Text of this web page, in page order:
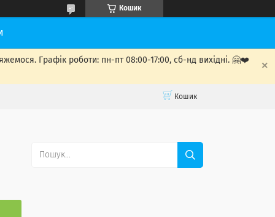
Кошик
Графік роботи: пн-пт 08:00-17:00, сб-нд вихідні. 🤗❤️
Кошик